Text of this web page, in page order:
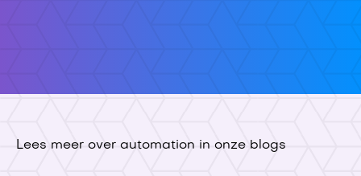
Lees meer over automation in onze blogs